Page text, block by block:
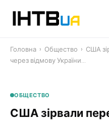
Головна › Общество › США
через відмову України…
ОБЩЕСТВО
США зірвали